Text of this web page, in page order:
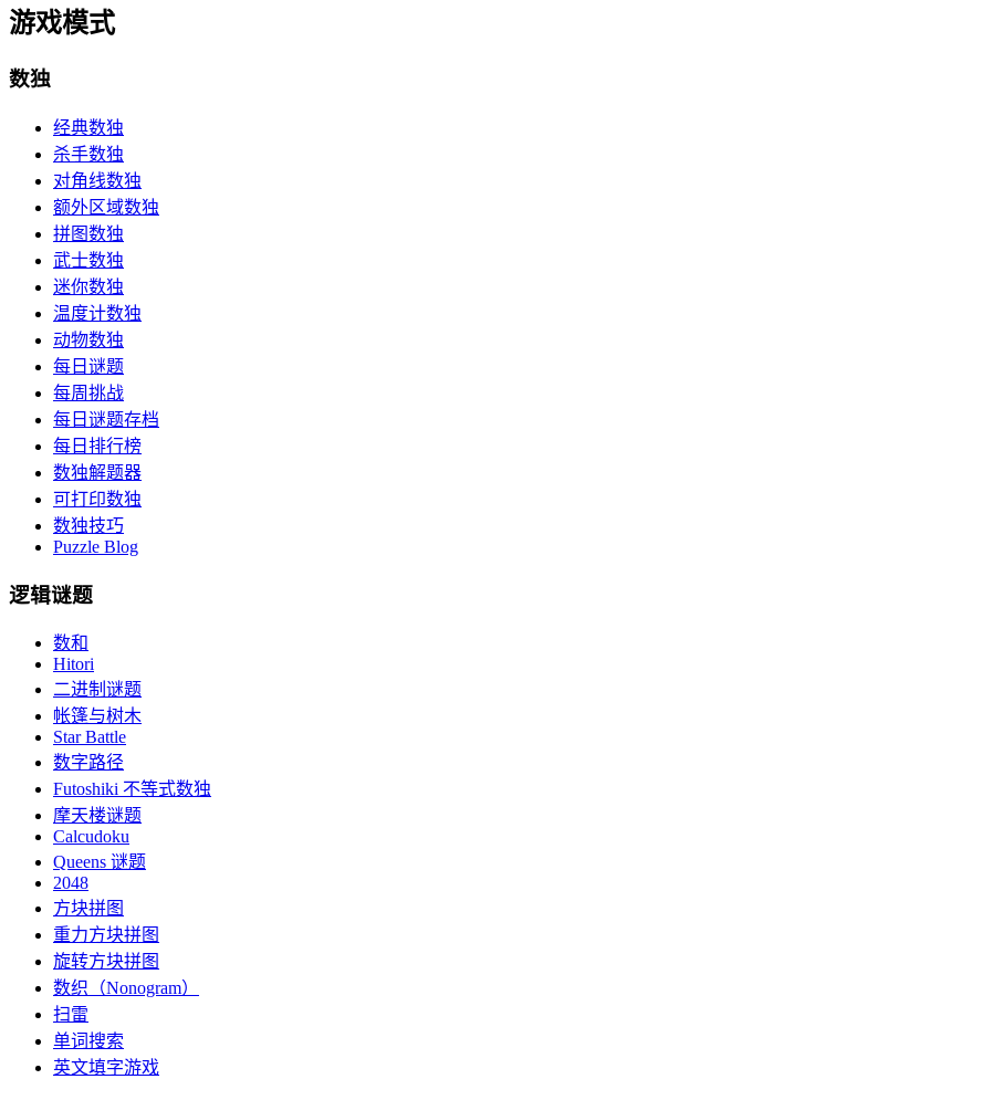
游戏模式
数独
经典数独
杀手数独
对角线数独
额外区域数独
拼图数独
武士数独
迷你数独
温度计数独
动物数独
每日谜题
每周挑战
每日谜题存档
每日排行榜
数独解题器
可打印数独
数独技巧
Puzzle Blog
逻辑谜题
数和
Hitori
二进制谜题
帐篷与树木
Star Battle
数字路径
Futoshiki 不等式数独
摩天楼谜题
Calcudoku
Queens 谜题
2048
方块拼图
重力方块拼图
旋转方块拼图
数织（Nonogram）
扫雷
单词搜索
英文填字游戏